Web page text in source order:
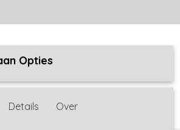
Opties
Details Over